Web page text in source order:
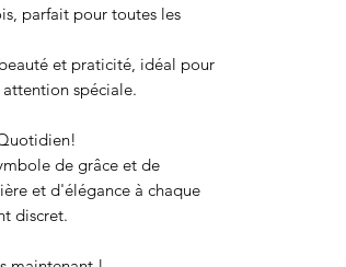
parfait pour toutes les
et praticité, idéal pour
attention spéciale.
de grâce et de
et d'élégance à chaque
discret.